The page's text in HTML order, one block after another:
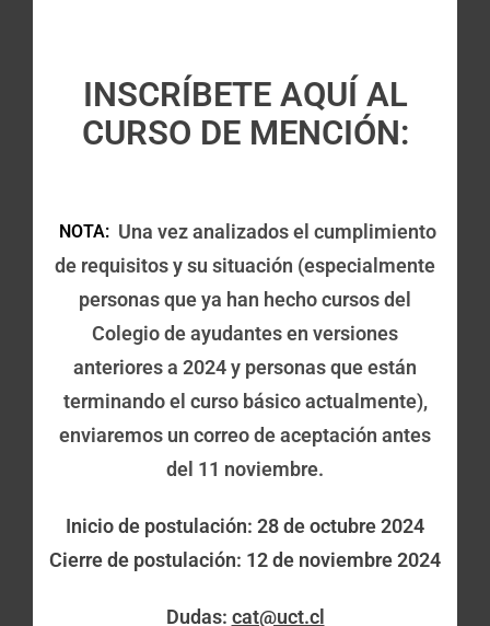
INSCRÍBETE AQUÍ AL
CURSO DE MENCIÓN:
NOTA: Una vez analizados el cumplimiento
de requisitos y su situación (especialmente
personas que ya han hecho cursos del
Colegio de ayudantes en versiones
anteriores a 2024 y personas que están
terminando el curso básico actualmente),
enviaremos un correo de aceptación antes
del 11 noviembre.
Inicio de postulación: 28 de octubre 2024
Cierre de postulación: 12 de noviembre 2024
Dudas: cat@uct.cl